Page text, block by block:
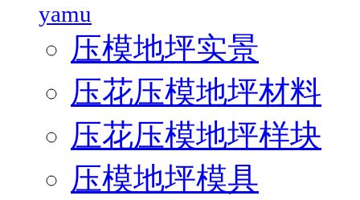
yamu
压模地坪实景
压花压模地坪材料
压花压模地坪样块
压模地坪模具